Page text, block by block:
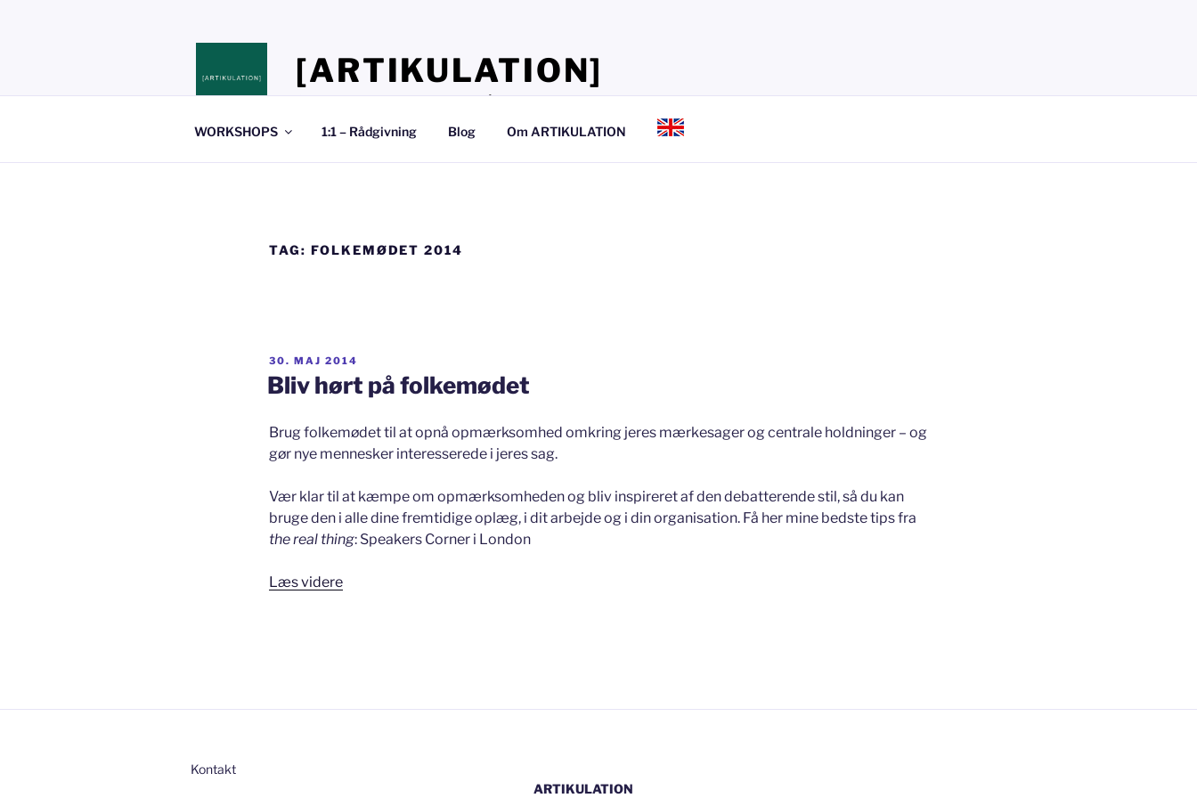
[ARTIKULATION]
Stedet hvor du lærer, at tale så det kan mærkes
WORKSHOPS 1:1 – Rådgivning Blog Om ARTIKULATION
TAG: FOLKEMØDET 2014
UDGIVET
DEN
30. MAJ 2014
Bliv hørt på folkemødet
Brug folkemødet til at opnå opmærksomhed omkring jeres mærkesager og centrale holdninger – og
gør nye mennesker interesserede i jeres sag.
Vær klar til at kæmpe om opmærksomheden og bliv inspireret af den debatterende stil, så du kan
bruge den i alle dine fremtidige oplæg, i dit arbejde og i din organisation. Få her mine bedste tips fra
the real thing: Speakers Corner i London
Læs videre“Bliv
Kontakt
ARTIKULATION